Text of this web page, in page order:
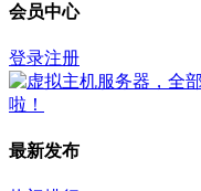
会员中心
登录注册
最新发布